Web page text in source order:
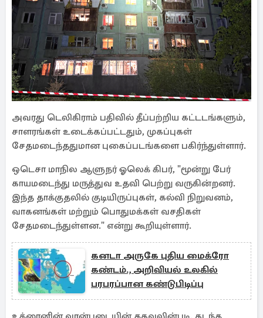
அவரது டெலிகிராம் பதிவில் தீப்பற்றிய கட்டடங்களும்,
சாளரங்கள் உடைக்கப்பட்டதும், முகப்புகள்
சேதமடைந்ததுமான புகைப்படங்களை பகிர்ந்துள்ளார்.
ஒடெசா மாநில ஆளுநர் ஓலெக் கிபர், "மூன்று பேர்
காயமடைந்து மருத்துவ உதவி பெற்று வருகின்றனர்.
இந்த தாக்குதலில் குடியிருப்புகள், கல்வி நிறுவனம்,
வாகனங்கள் மற்றும் பொதுமக்கள் வசதிகள்
சேதமடைந்துள்ளன." என்று கூறியுள்ளார்.
கனடா அருகே புதிய மைக்ரோ
கண்டம்., அறிவியல் உலகில்
பரபரப்பான கண்டுபிடிப்பு